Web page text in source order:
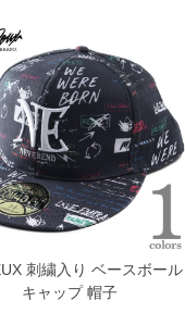
、もしあった場合速やかにご
刺繍入り ベースボール
キャップ 帽子